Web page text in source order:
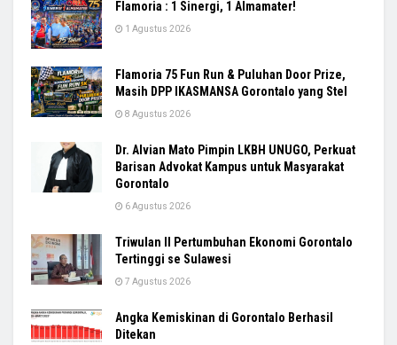
Flamoria : 1 Sinergi, 1 Almamater!
1 Agustus 2026
Flamoria 75 Fun Run & Puluhan Door Prize,
Masih DPP IKASMANSA Gorontalo yang Stel
8 Agustus 2026
Dr. Alvian Mato Pimpin LKBH UNUGO, Perkuat
Barisan Advokat Kampus untuk Masyarakat
Gorontalo
6 Agustus 2026
Triwulan II Pertumbuhan Ekonomi Gorontalo
Tertinggi se Sulawesi
7 Agustus 2026
Angka Kemiskinan di Gorontalo Berhasil
Ditekan